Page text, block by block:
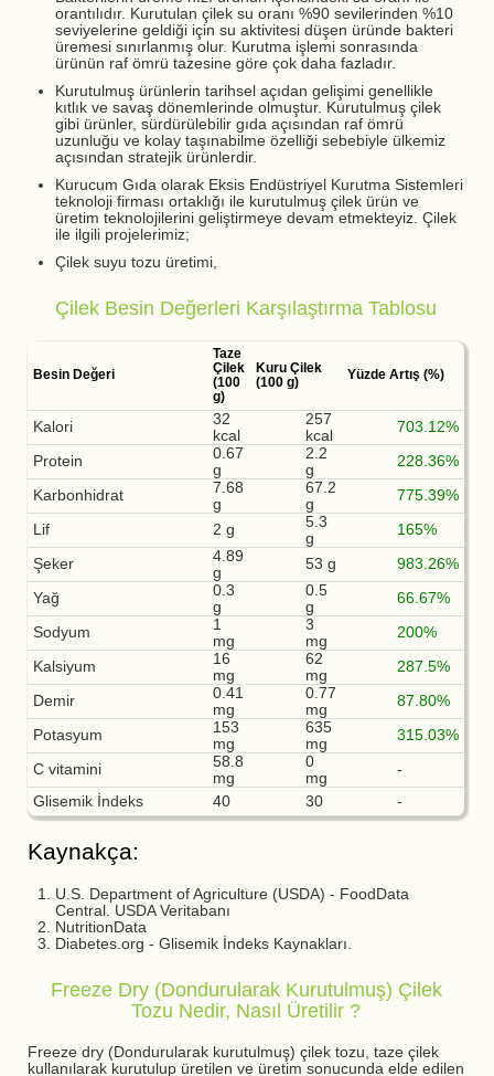
orantılıdır. Kurutulan çilek su oranı %90 sevilerinden %10
seviyelerine geldiği için su aktivitesi düşen üründe bakteri
üremesi sınırlanmış olur. Kurutma işlemi sonrasında
ürünün raf ömrü tazesine göre çok daha fazladır.
Kurutulmuş ürünlerin tarihsel açıdan gelişimi genellikle
kıtlık ve savaş dönemlerinde olmuştur. Kurutulmuş çilek
gibi ürünler, sürdürülebilir gıda açısından raf ömrü
uzunluğu ve kolay taşınabilme özelliği sebebiyle ülkemiz
açısından stratejik ürünlerdir.
Kurucum Gıda olarak Eksis Endüstriyel Kurutma Sistemleri
teknoloji firması ortaklığı ile kurutulmuş çilek ürün ve
üretim teknolojilerini geliştirmeye devam etmekteyiz. Çilek
ile ilgili projelerimiz;
Çilek suyu tozu üretimi,
Çilek Besin Değerleri Karşılaştırma Tablosu
Besin Değeri
Taze
Çilek
(100
g)
Kuru Çilek
(100 g)
Yüzde Artış (%)
Kalori
32
kcal
257
kcal
703.12%
Protein
0.67
g
2.2
g
228.36%
Karbonhidrat
7.68
g
67.2
g
775.39%
Lif
2 g
5.3
g
165%
Şeker
4.89
g
53 g
983.26%
Yağ
0.3
g
0.5
g
66.67%
Sodyum
1
mg
3
mg
200%
Kalsiyum
16
mg
62
mg
287.5%
Demir
0.41
mg
0.77
mg
87.80%
Potasyum
153
mg
635
mg
315.03%
C vitamini
58.8
mg
0
mg
-
Glisemik İndeks
40 30 -
Kaynakça:
U.S. Department of Agriculture (USDA) - FoodData
Central. USDA Veritabanı
NutritionData
Diabetes.org - Glisemik İndeks Kaynakları.
Freeze Dry (Dondurularak Kurutulmuş) Çilek
Tozu Nedir, Nasıl Üretilir ?
Freeze dry (Dondurularak kurutulmuş) çilek tozu, taze çilek
kullanılarak kurutulup üretilen ve üretim sonucunda elde edilen